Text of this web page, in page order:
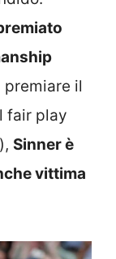
premiare il
fair play
Sinner è
vittima